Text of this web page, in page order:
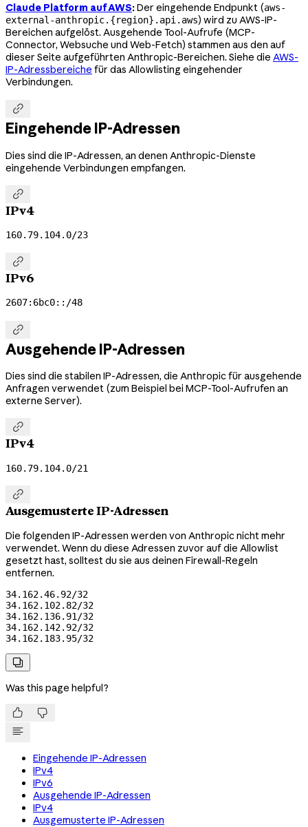
Claude Platform auf AWS:Der eingehende Endpunkt (aws-
external-anthropic.{region}.api.aws) wird zu AWS-IP-
Bereichen aufgelöst. Ausgehende Tool-Aufrufe (MCP-
Connector, Websuche und Web-Fetch) stammen aus den auf
dieser Seite aufgeführten Anthropic-Bereichen. Siehe die AWS-
IP-Adressbereiche für das Allowlisting eingehender
Verbindungen.

Eingehende IP-Adressen
Dies sind die IP-Adressen, an denen Anthropic-Dienste
eingehende Verbindungen empfangen.

IPv4
160.79.104.0/23

IPv6
2607:6bc0::/48

Ausgehende IP-Adressen
Dies sind die stabilen IP-Adressen, die Anthropic für ausgehende
Anfragen verwendet (zum Beispiel bei MCP-Tool-Aufrufen an
externe Server).

IPv4
160.79.104.0/21

Ausgemusterte IP-Adressen
Die folgenden IP-Adressen werden von Anthropic nicht mehr
verwendet. Wenn du diese Adressen zuvor auf die Allowlist
gesetzt hast, solltest du sie aus deinen Firewall-Regeln
entfernen.
34.162.46.92/32
34.162.102.82/32
34.162.136.91/32
34.162.142.92/32
34.162.183.95/32

Was this page helpful?
 
Eingehende IP-Adressen
IPv4
IPv6
Ausgehende IP-Adressen
IPv4
Ausgemusterte IP-Adressen